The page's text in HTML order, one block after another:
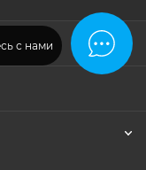
с нами